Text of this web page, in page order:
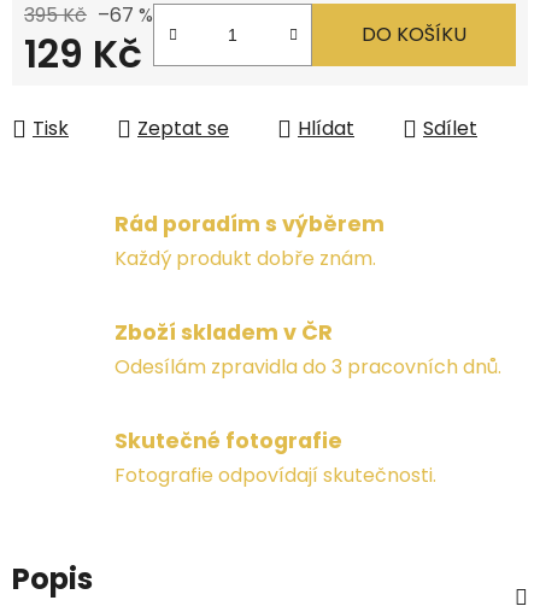
395 Kč –67 %
129 Kč DO KOŠÍKU
Tisk Zeptat se Hlídat Sdílet
Rád poradím s výběrem
Každý produkt dobře znám.
Zboží skladem v ČR
Odesílám zpravidla do 3 pracovních dnů.
Skutečné fotografie
Fotografie odpovídají skutečnosti.
Popis